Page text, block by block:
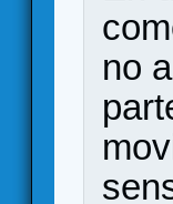
no